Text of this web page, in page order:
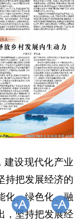
建设现代化产业
持把发展经济的
化、绿色化、融
，坚持把发展经